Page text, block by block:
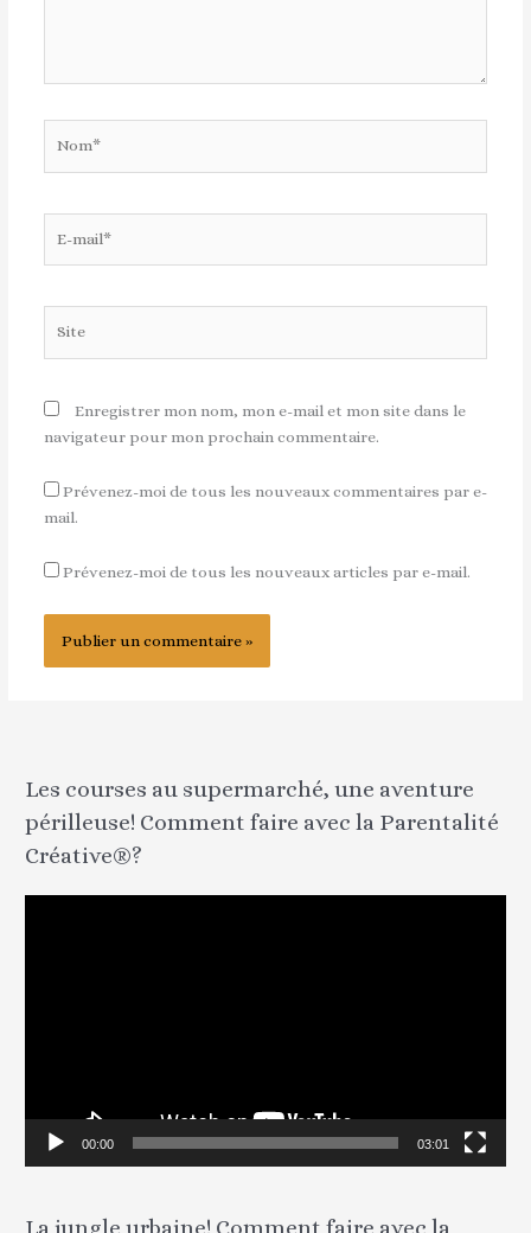
mail*
Enregistrer mon nom, mon e-mail et mon site dans le
navigateur pour mon prochain commentaire.
Prévenez-moi de tous les nouveaux commentaires par e-
mail.
Prévenez-moi de tous les nouveaux articles par e-mail.
Les courses au supermarché, une aventure
périlleuse! Comment faire avec la Parentalité
Créative®?
i
00:00 03:01
La jungle urbaine! Comment faire avec la